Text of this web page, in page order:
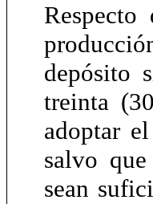
depósito
treinta
adoptar
salvo
sean